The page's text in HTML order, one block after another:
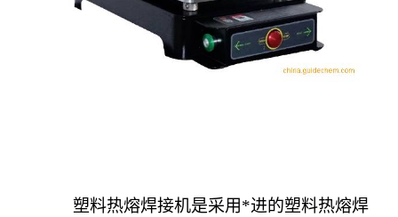
塑料热熔焊接机是采用*进的塑料热熔焊